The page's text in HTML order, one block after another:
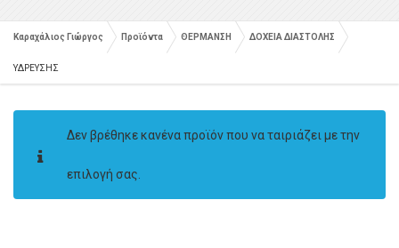
Καραχάλιος Γιώργος Προϊόντα ΘΕΡΜΑΝΣΗ ΔΟΧΕΙΑ ΔΙΑΣΤΟΛΗΣ
ΥΔΡΕΥΣΗΣ
Δεν βρέθηκε κανένα προϊόν που να ταιριάζει με την
επιλογή σας.